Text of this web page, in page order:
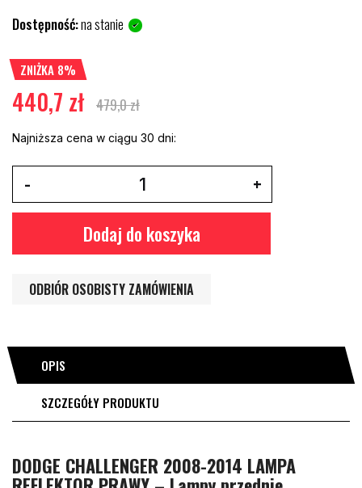
Dostępność:na stanie
ZNIŻKA 8%
440,7 zł 479,0 zł
Najniższa cena w ciągu 30 dni:
Dodaj do koszyka
ODBIÓR OSOBISTY ZAMÓWIENIA
OPIS
SZCZEGÓŁY PRODUKTU
DODGE CHALLENGER 2008-2014 LAMPA